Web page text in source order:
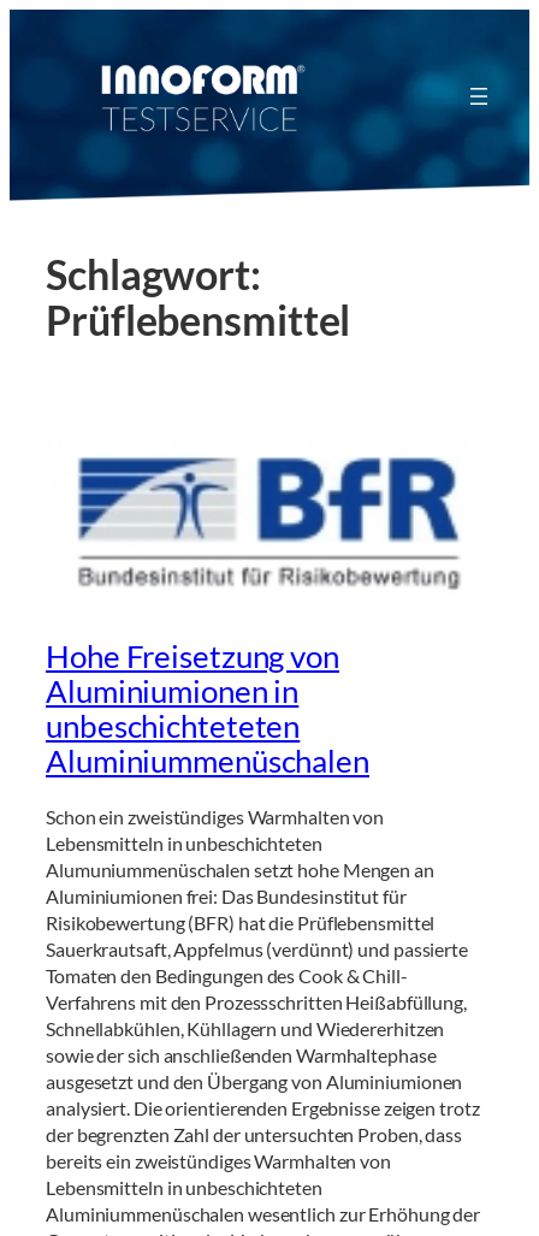
Schlagwort:
Prüflebensmittel
Hohe Freisetzung von
Aluminiumionen in
unbeschichteteten
Aluminiummenüschalen
Schon ein zweistündiges Warmhalten von
Lebensmitteln in unbeschichteten
Alumuniummenüschalen setzt hohe Mengen an
Aluminiumionen frei: Das Bundesinstitut für
Risikobewertung (BFR) hat die Prüflebensmittel
Sauerkrautsaft, Appfelmus (verdünnt) und passierte
Tomaten den Bedingungen des Cook & Chill-
Verfahrens mit den Prozessschritten Heißabfüllung,
Schnellabkühlen, Kühllagern und Wiedererhitzen
sowie der sich anschließenden Warmhaltephase
ausgesetzt und den Übergang von Aluminiumionen
analysiert. Die orientierenden Ergebnisse zeigen trotz
der begrenzten Zahl der untersuchten Proben, dass
bereits ein zweistündiges Warmhalten von
Lebensmitteln in unbeschichteten
Aluminiummenüschalen wesentlich zur Erhöhung der